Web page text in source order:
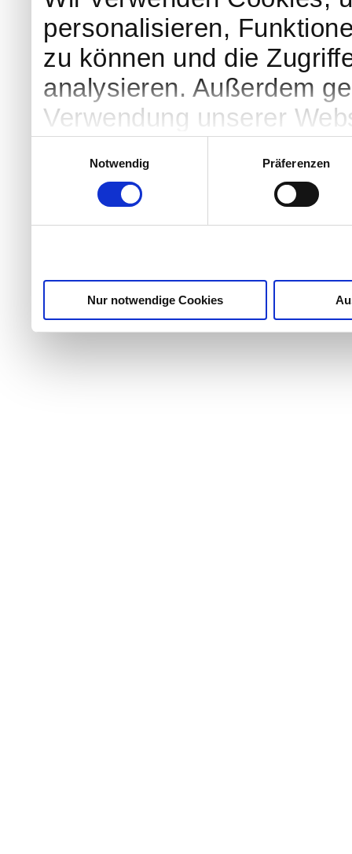
personalisieren,
zu können und die
analysieren. Außerdem
Verwendung unserer
Partner führen diese
weiteren Daten
Notwendig
Präferenzen
Nur notwendige Cookies